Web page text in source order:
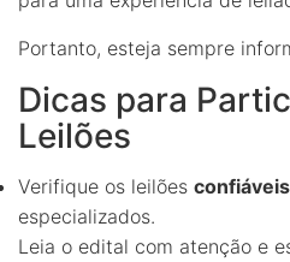
Portanto, esteja sempre
Dicas para
Leilões
Verifique os leilões confiáveis
especializados.
Leia o edital com atenção e